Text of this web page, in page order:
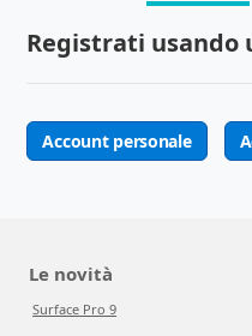
Registrati usando
Account personale
Le novità
Surface Pro 9